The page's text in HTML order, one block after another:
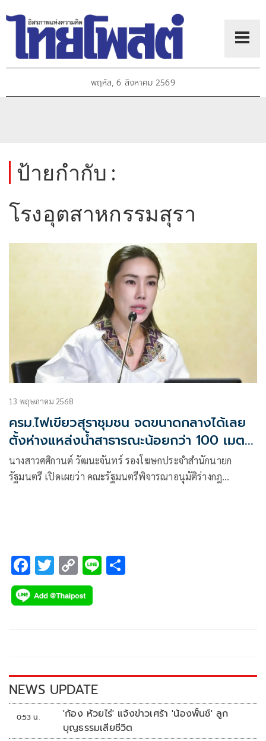
พฤหัส, 6 สิงหาคม 2569
ป้ายกำกับ :
โรงอุตสาหกรรมสุรา
13 พฤษภาคม 2568
ครม.ไฟเขียวสุราชุมชน จดขนาดกลางได้เลย
ตั้งห่างแหล่งน้ำสาธารณะน้อยกว่า 100 เมตร
ได้
นางสาวศศิกานต์ วัฒนะจันทร์ รองโฆษกประจำสำนักนายก
รัฐมนตรี เปิดเผยว่า คณะรัฐมนตรีพิจารณาอนุมัติร่างกฎ
F
ac
e
k
T
wi
tt
C
o
p
k
Li
NEWS UPDATE
0:53 น.
'ก้อง ห้วยไร่' แจ้งข่าวเศร้า 'น้องพั้นช์' ลูก
บุญธรรมเสียชีวิต